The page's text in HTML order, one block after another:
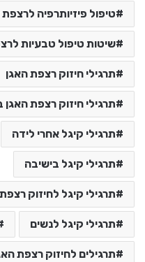
טיפול פיזיותרפיה
שיטות טיפול טבעיות
תרגילי חיזוק רצפת האגן
תרגילי חיזוק רצפת האגן
תרגילי קיגל אחרי לידה
תרגילי קיגל בישיבה
תרגילי קיגל לחיזוק
תרגילי קיגל לנשים
תרגילים לחיזוק רצפת